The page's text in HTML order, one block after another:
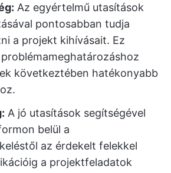
Az egyértelmű utasítások
pontosabban tudja
a projekt kihívásait. Ez
következtében hatékonyabb
A jó utasítások segítségével
belül a
az érdekelt felekkel
a projektfeladatok